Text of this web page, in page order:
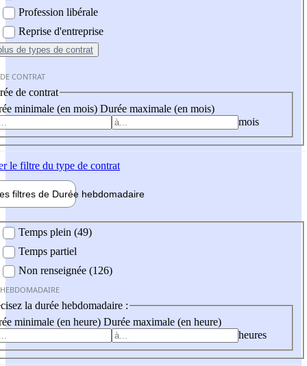
Profession libérale
Reprise d'entreprise
de types de contrat
CONTRAT
de contrat
minimale (en mois) Durée maximale (en mois)
mois
le filtre du type de contrat
filtres de Durée hebdomadaire
Temps plein (49)
Temps partiel
Non renseignée (126)
la durée hebdomadaire :
minimale (en heure) Durée maximale (en heure)
heures